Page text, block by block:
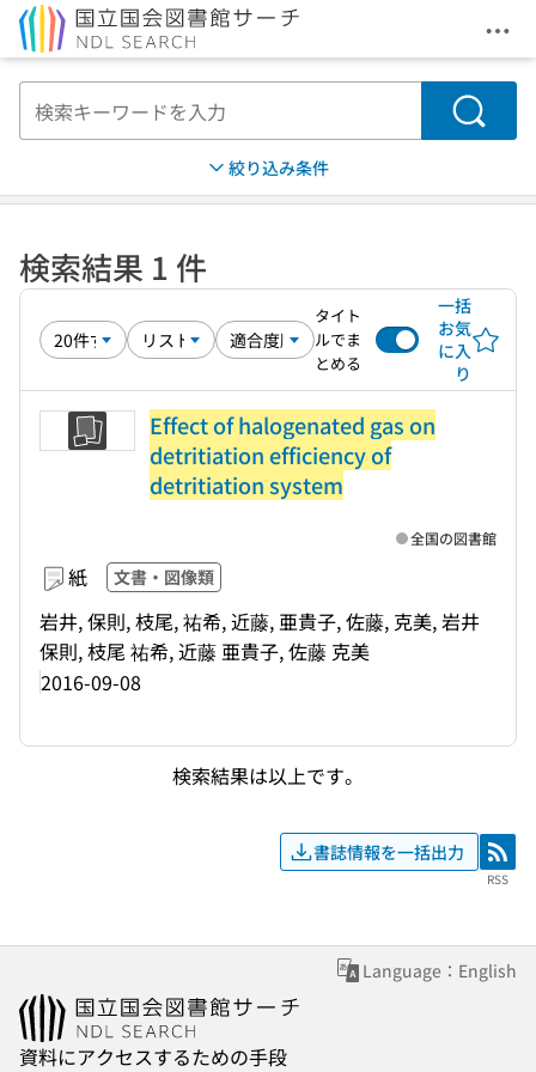
メ
検索
絞り込み条件
検索結果 1 件
タイト
ルでま
とめる
一括
お気
に入
り
Effect of halogenated gas on
detritiation efficiency of
detritiation system
紙 文書・図像類
岩井, 保則, 枝尾, 祐希, 近藤, 亜貴子, 佐藤, 克美, 岩井
保則, 枝尾 祐希, 近藤 亜貴子, 佐藤 克美
2016-09-08
全国の図書館
検索結果は以上です。
書誌情報を一括出力 RSS
RSS
Language：English
資料にアクセスするための手段